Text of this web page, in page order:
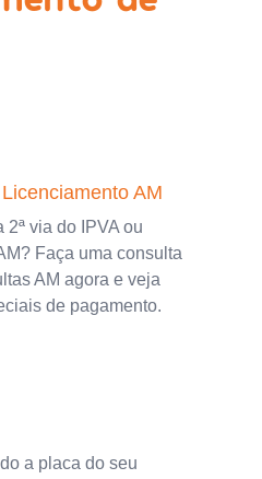
AM
2ª via do IPVA ou
Faça uma consulta
AM agora e veja
de pagamento.
a placa do seu